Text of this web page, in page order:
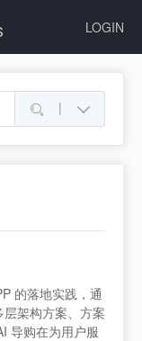
LOGIN
|
的落地实践，通
架构方案、方案
导购在为用户服